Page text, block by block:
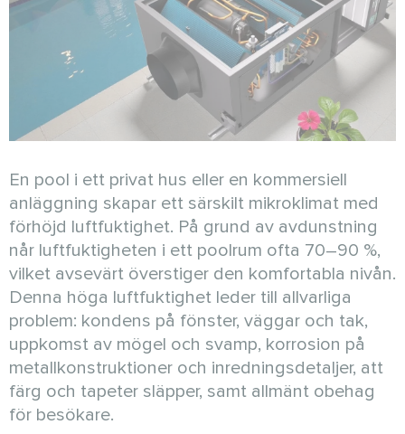
En pool i ett privat hus eller en kommersiell
anläggning skapar ett särskilt mikroklimat med
förhöjd luftfuktighet. På grund av avdunstning
når luftfuktigheten i ett poolrum ofta 70–90 %,
vilket avsevärt överstiger den komfortabla nivån.
Denna höga luftfuktighet leder till allvarliga
problem: kondens på fönster, väggar och tak,
uppkomst av mögel och svamp, korrosion på
metallkonstruktioner och inredningsdetaljer, att
färg och tapeter släpper, samt allmänt obehag
för besökare.